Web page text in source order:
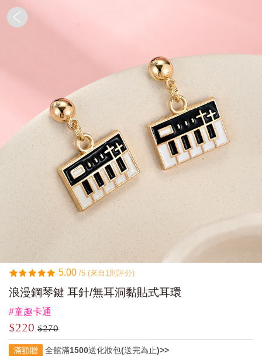
5.00 /5 (來自1則評分)
浪漫鋼琴鍵 耳針/無耳洞黏貼式耳環
#童趣卡通
$220 $270
滿額贈 全館滿1500送化妝包(送完為止)>>